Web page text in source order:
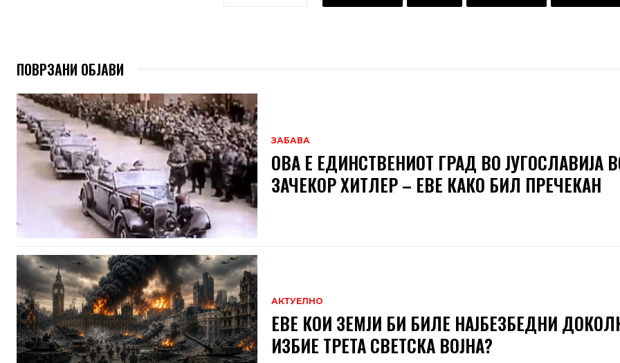
ПОВРЗАНИ ОБЈАВИ
ЗАБАВА
ОВА Е ЕДИНСТВЕНИОТ ГРАД ВО ЈУГОСЛАВИЈА
ЗАЧЕКОР ХИТЛЕР – ЕВЕ КАКО БИЛ ПРЕЧЕКАН
АКТУЕЛНО
ЕВЕ КОИ ЗЕМЈИ БИ БИЛЕ НАЈБЕЗБЕДНИ
ИЗБИЕ ТРЕТА СВЕТСКА ВОЈНА?